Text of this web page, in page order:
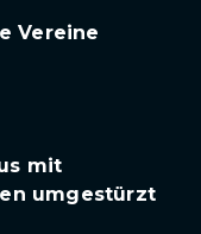
Vereine
mit
umgestürzt